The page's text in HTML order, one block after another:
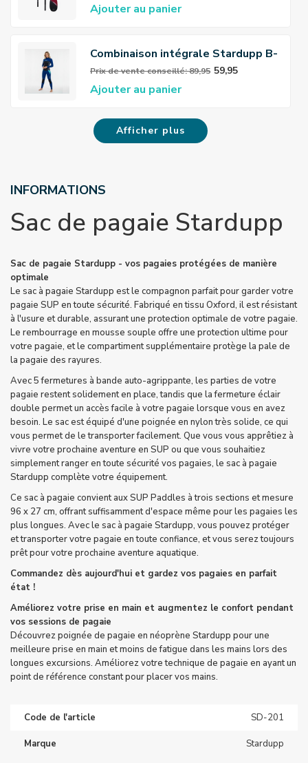
Ajouter au panier
Combinaison intégrale Stardupp B-
Zip Flex 3/2mm pour femmes
Prix ​​de vente conseillé: 89,95 59,95
Ajouter au panier
Afficher plus
INFORMATIONS
Sac de pagaie Stardupp
Sac de pagaie Stardupp - vos pagaies protégées de manière
optimale
Le sac à pagaie Stardupp est le compagnon parfait pour garder votre
pagaie SUP en toute sécurité. Fabriqué en tissu Oxford, il est résistant
à l'usure et durable, assurant une protection optimale de votre pagaie.
Le rembourrage en mousse souple offre une protection ultime pour
votre pagaie, et le compartiment supplémentaire protège la pale de
la pagaie des rayures.
Avec 5 fermetures à bande auto-agrippante, les parties de votre
pagaie restent solidement en place, tandis que la fermeture éclair
double permet un accès facile à votre pagaie lorsque vous en avez
besoin. Le sac est équipé d'une poignée en nylon très solide, ce qui
vous permet de le transporter facilement. Que vous vous apprêtiez à
vivre votre prochaine aventure en SUP ou que vous souhaitiez
simplement ranger en toute sécurité vos pagaies, le sac à pagaie
Stardupp complète votre équipement.
Ce sac à pagaie convient auxSUP Paddles à trois sections et mesure
96 x 27 cm, offrant suffisamment d'espace même pour les pagaies les
plus longues. Avec le sac à pagaie Stardupp, vous pouvez protéger
et transporter votre pagaie en toute confiance, et vous serez toujours
prêt pour votre prochaine aventure aquatique.
Commandez dès aujourd'hui et gardez vos pagaies en parfait
état !
Améliorez votre prise en main et augmentez le confort pendant
vos sessions de pagaie
Découvrezpoignée de pagaie en néoprène Stardupp pour une
meilleure prise en main et moins de fatigue dans les mains lors des
longues excursions. Améliorez votre technique de pagaie en ayant un
point de référence constant pour placer vos mains.
Code de l'article SD-201
Marque Stardupp